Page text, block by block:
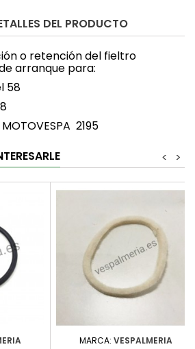
DEL PRODUCTO
o retención del fieltro
arranque para:
58
2195
>
<
MARCA: VESPALMERIA